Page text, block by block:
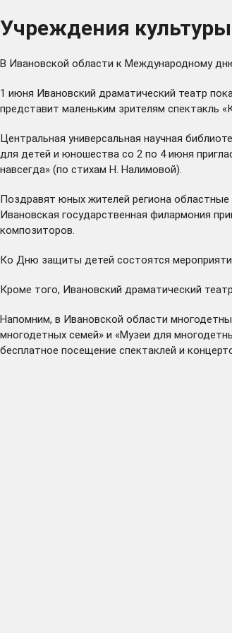
Учреждения
В Ивановской области к Международному
1 июня Ивановский драматический театр
представит маленьким зрителям спектакль
Центральная универсальная научная
для детей и юношества со 2 по 4 июня
навсегда» (по стихам Н. Налимовой).
Поздравят юных жителей региона
Ивановская государственная филармония
композиторов.
Ко Дню защиты детей состоятся
Кроме того, Ивановский драматический
Напомним, в Ивановской области
многодетных семей» и «Музеи для
бесплатное посещение спектаклей и